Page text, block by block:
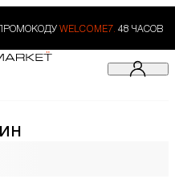
WELCOME7. 48 ЧАСОВ